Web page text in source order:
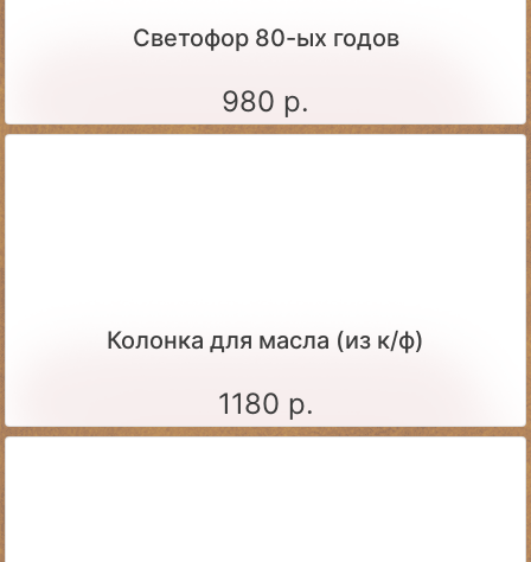
Светофор 80-ых годов
980 р.
Колонка для масла (из к/ф)
1180 р.